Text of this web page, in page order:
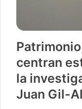
centran
la
Juan Gil-